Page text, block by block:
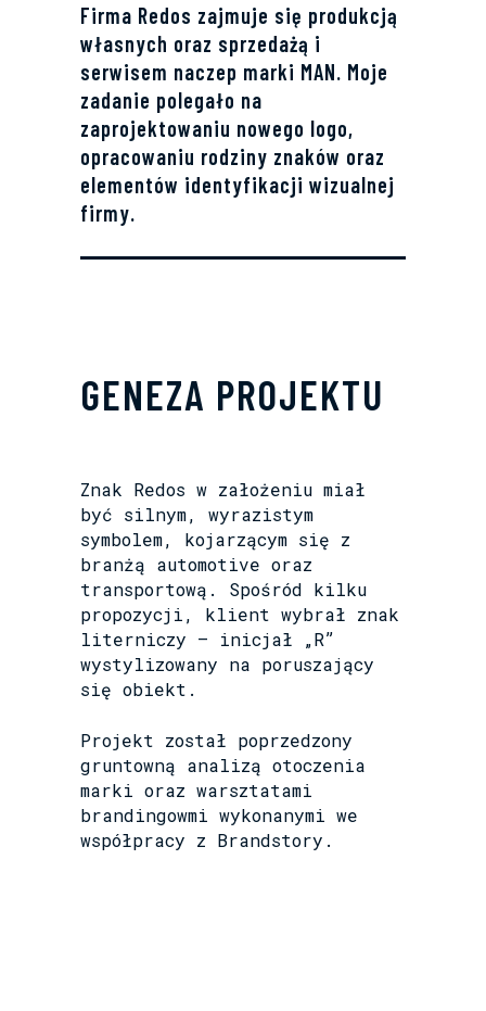
Firma Redos zajmuje się produkcją
własnych oraz sprzedażą i
serwisem naczep marki MAN. Moje
zadanie polegało na
zaprojektowaniu nowego logo,
opracowaniu rodziny znaków oraz
elementów identyfikacji wizualnej
firmy.
GENEZA PROJEKTU
Znak Redos w założeniu miał
być silnym, wyrazistym
symbolem, kojarzącym się z
branżą automotive oraz
transportową. Spośród kilku
propozycji, klient wybrał znak
literniczy – inicjał „R”
wystylizowany na poruszający
się obiekt.
Projekt został poprzedzony
gruntowną analizą otoczenia
marki oraz warsztatami
brandingowmi wykonanymi we
współpracy z Brandstory.